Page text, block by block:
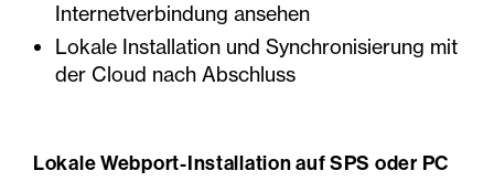
Internetverbindung ansehen
Lokale Installation und Synchronisierung mit
der Cloud nach Abschluss
Lokale Webport-Installation auf SPS oder PC